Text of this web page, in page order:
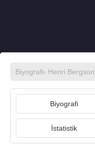
Biyografi› Henri Bergson
Biyografi
İstatistik